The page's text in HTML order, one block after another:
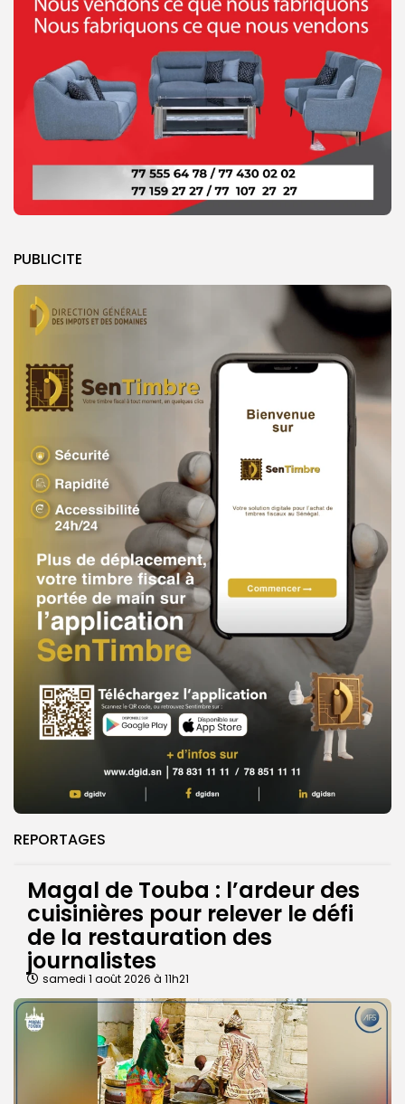
PUBLICITE
REPORTAGES
Magal de Touba : l’ardeur des
cuisinières pour relever le défi
de la restauration des
journalistes
samedi 1 août 2026 à 11h21